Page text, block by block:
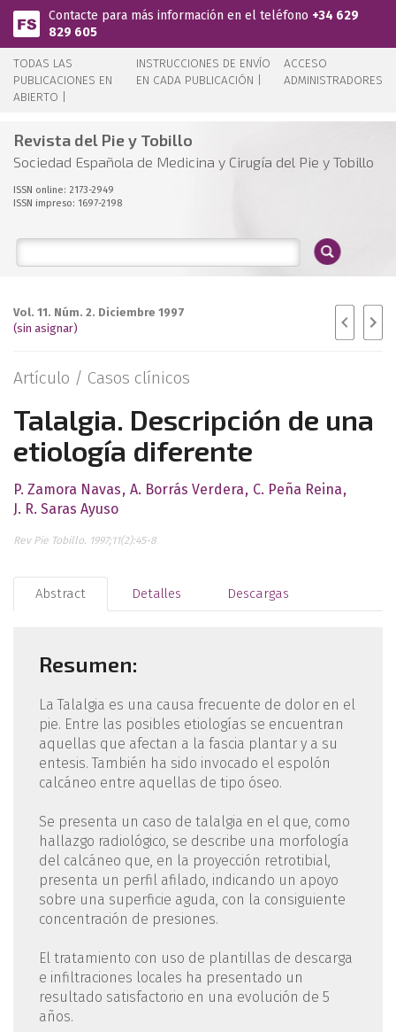
Pasar al contenido principal
Contacte para más información en el teléfono +34 629
829 605
TODAS LAS
PUBLICACIONES EN
ABIERTO |
INSTRUCCIONES DE ENVÍO
EN CADA PUBLICACIÓN |
ACCESO
ADMINISTRADORES
Revista del Pie y Tobillo
Sociedad Española de Medicina y Cirugía del Pie y Tobillo
ISSN online: 2173-2949
ISSN impreso: 1697-2198
Vol. 11. Núm. 2. Diciembre 1997
(sin asignar)
Artículo / Casos clínicos
Talalgia. Descripción de una
etiología diferente
P. Zamora Navas A. Borrás Verdera
C. Peña Reina
J. R. Saras Ayuso
Rev Pie Tobillo. 1997;11(2):45-8
Abstract Detalles Descargas
Resumen:
La Talalgia es una causa frecuente de dolor en el
pie. Entre las posibles etiologías se encuentran
aquellas que afectan a la fascia plantar y a su
entesis. También ha sido invocado el espolón
calcáneo entre aquellas de tipo óseo.
Se presenta un caso de talalgia en el que, como
hallazgo radiológico, se describe una morfología
del calcáneo que, en la proyección retrotibial,
presenta un perfil afilado, indicando un apoyo
sobre una superficie aguda, con la consiguiente
concentración de presiones.
El tratamiento con uso de plantillas de descarga
e infiltraciones locales ha presentado un
resultado satisfactorio en una evolución de 5
años.